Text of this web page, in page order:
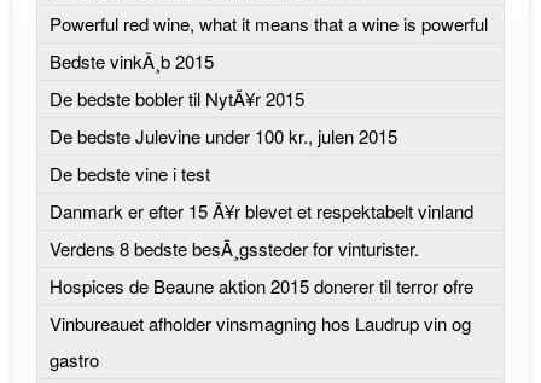
Powerful red wine, what it means that a wine is powerful
Bedste vinkÃ¸b 2015
De bedste bobler til NytÃ¥r 2015
De bedste Julevine under 100 kr., julen 2015
De bedste vine i test
Danmark er efter 15 Ã¥r blevet et respektabelt vinland
Verdens 8 bedste besÃ¸gssteder for vinturister.
Hospices de Beaune aktion 2015 donerer til terror ofre
Vinbureauet afholder vinsmagning hos Laudrup vin og
gastro